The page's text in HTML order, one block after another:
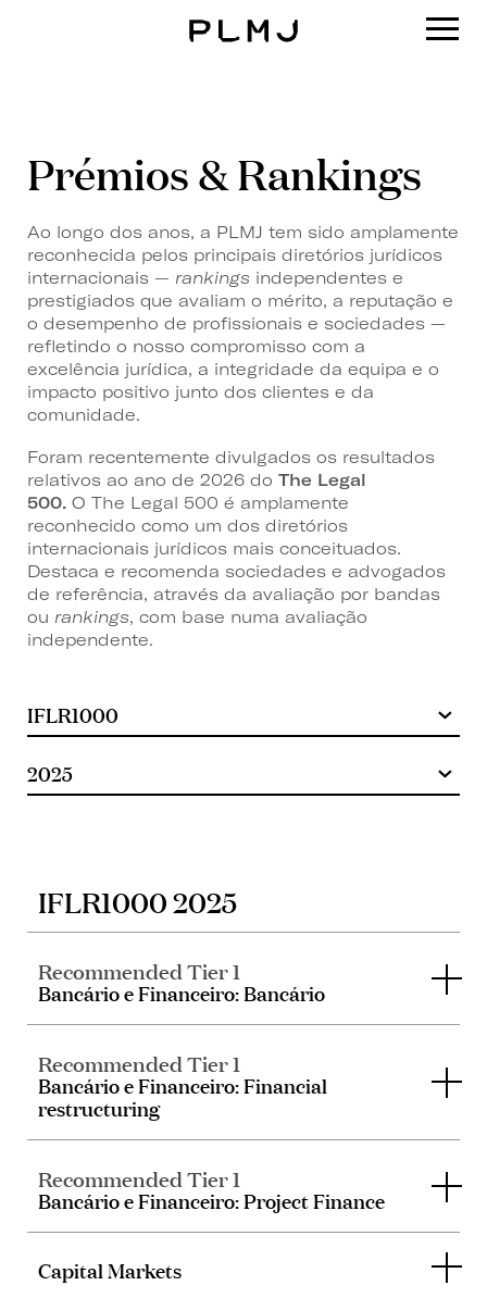
Prémios & Rankings
Ao longo dos anos, a PLMJ tem sido amplamente
reconhecida pelos principais diretórios jurídicos
internacionais — rankings independentes e
prestigiados que avaliam o mérito, a reputação e
o desempenho de profissionais e sociedades —
refletindo o nosso compromisso com a
excelência jurídica, a integridade da equipa e o
impacto positivo junto dos clientes e da
comunidade.
Foram recentemente divulgados os resultados
relativos ao ano de 2026 do The Legal
500. O The Legal 500 é amplamente
reconhecido como um dos diretórios
internacionais jurídicos mais conceituados.
Destaca e recomenda sociedades e advogados
de referência, através da avaliação por bandas
ou rankings, com base numa avaliação
independente.
IFLR1000 2025
Recommended Tier 1
Bancário e Financeiro: Bancário
Recommended Tier 1
Bancário e Financeiro: Financial
restructuring
Recommended Tier 1
Bancário e Financeiro: Project Finance
Capital Markets